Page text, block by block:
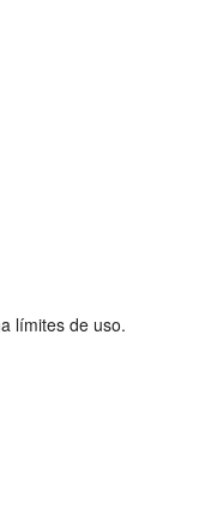
límites de uso.